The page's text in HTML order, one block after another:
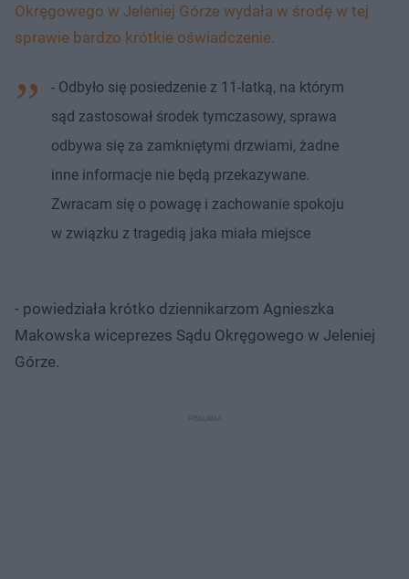
Okręgowego w Jeleniej Górze wydała w środę w tej
sprawie bardzo krótkie oświadczenie.
- Odbyło się posiedzenie z 11-latką, na którym
sąd zastosował środek tymczasowy, sprawa
odbywa się za zamkniętymi drzwiami, żadne
inne informacje nie będą przekazywane.
Zwracam się o powagę i zachowanie spokoju
w związku z tragedią jaka miała miejsce
- powiedziała krótko dziennikarzom Agnieszka
Makowska wiceprezes Sądu Okręgowego w Jeleniej
Górze.